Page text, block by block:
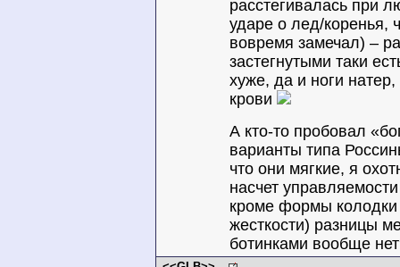
расстегивалась при
ударе о лед/коренья,
вовремя замечал) –
застегнутыми таки
хуже, да и ноги натер,
крови
А кто-то пробовал
варианты типа
что они мягкие, я
насчет
кроме формы
жесткости) разницы
ботинками вообще